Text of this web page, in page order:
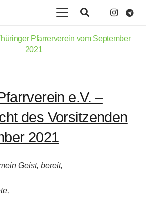
Pfarrerverein vom September
2021
e.V. –
des Vorsitzenden
2021
Geist, bereit,